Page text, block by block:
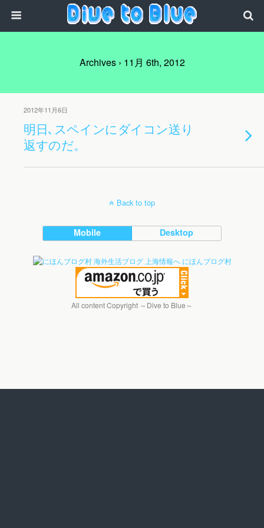
Archives › 11月 6th, 2012
2012年11月6日
明日､スペインにダイコン送り
返すのだ。
Back to top
Mobile Desktop
にほんブログ村
All content Copyright ～Dive to Blue～